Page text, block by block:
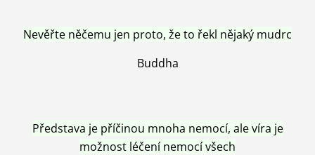
Nevěřte něčemu jen proto, že to řekl nějaký mudrc
Buddha
Představa je příčinou mnoha nemocí, ale víra je
možnost léčení nemocí všech